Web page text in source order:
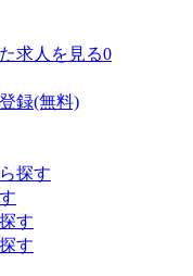
求人を見る0
録(無料)
探す
す
す